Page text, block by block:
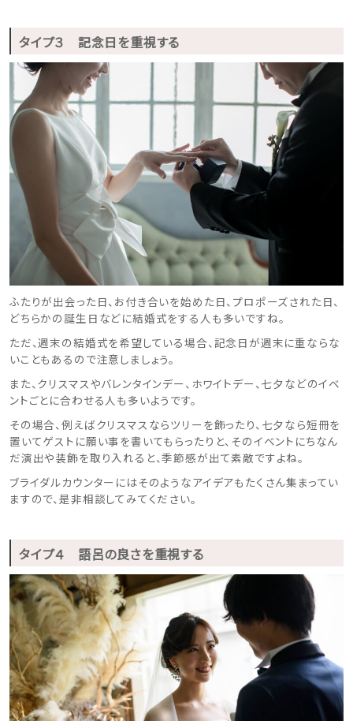
ウェディングマガジン
結婚式場を探す
タイプ３ 記念日を重視する
ふたりが出会った日、お付き合いを始めた日、プロポーズされた日、
どちらかの誕生日などに結婚式をする人も多いですね。
ただ、週末の結婚式を希望している場合、記念日が週末に重ならな
いこともあるので注意しましょう。
また、クリスマスやバレンタインデー、ホワイトデー、七夕などのイベ
ントごとに合わせる人も多いようです。
その場合、例えばクリスマスならツリーを飾ったり、七夕なら短冊を
置いてゲストに願い事を書いてもらったりと、そのイベントにちなん
だ演出や装飾を取り入れると、季節感が出て素敵ですよね。
ブライダルカウンターにはそのようなアイデアもたくさん集まってい
ますので、是非相談してみてください。
タイプ４ 語呂の良さを重視する